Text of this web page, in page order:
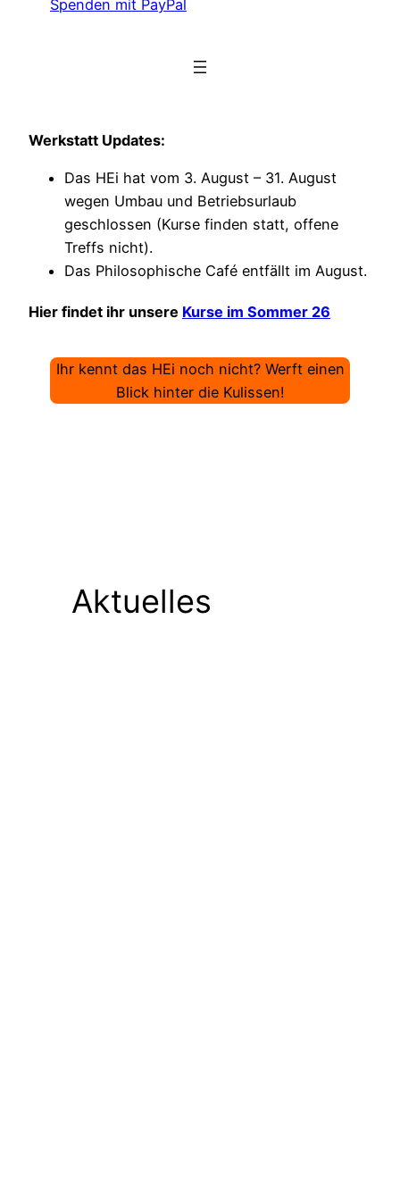
Spenden mit PayPal
Werkstatt Updates:
Das HEi hat vom 3. August – 31. August
wegen Umbau und Betriebsurlaub
geschlossen (Kurse finden statt, offene
Treffs nicht).
Das Philosophische Café entfällt im August.
Hier findet ihr unsere Kurse im Sommer 26
Ihr kennt das HEi noch nicht? Werft einen
Blick hinter die Kulissen!
Aktuelles